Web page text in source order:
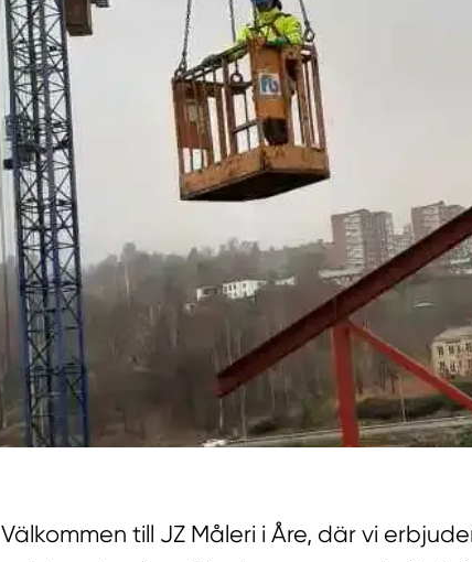
Välkommen till JZ Måleri i Åre, där vi